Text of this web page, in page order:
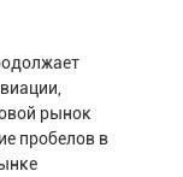
рынок
пробелов в